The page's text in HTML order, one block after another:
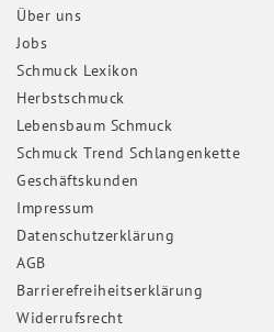
Über uns
Jobs
Schmuck Lexikon
Herbstschmuck
Lebensbaum Schmuck
Schmuck Trend Schlangenkette
Geschäftskunden
Impressum
Daten­schutz­erklärung
AGB
Barrierefreiheitserklärung
Widerrufs­recht